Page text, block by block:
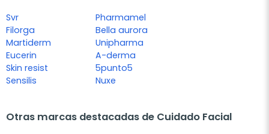
Svr
Filorga
Martiderm
Eucerin
Skin resist
Sensilis
Pharmamel
Bella aurora
Unipharma
A-derma
5punto5
Nuxe
Otras marcas destacadas de Cuidado Facial